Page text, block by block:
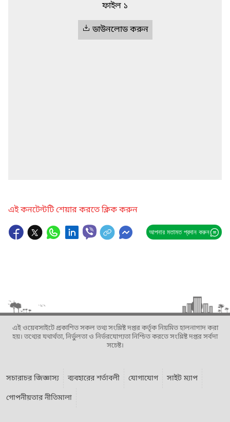
ফাইল ১
ডাউনলোড করুন
এই কনটেন্টটি শেয়ার করতে ক্লিক করুন
আপনার মতামত প্রদান করুন
এই ওয়েবসাইটে প্রকাশিত সকল তথ্য সংশ্লিষ্ট দপ্তর কর্তৃক নিয়মিত হালনাগাদ করা
হয়। তথ্যের যথার্থতা, নির্ভুলতা ও নির্ভরযোগ্যতা নিশ্চিত করতে সংশ্লিষ্ট দপ্তর সর্বদা
সচেষ্ট।
সচারাচর জিজ্ঞাস্য ব্যবহারের শর্তাবলী যোগাযোগ
সাইট ম্যাপ
গোপনীয়তার নীতিমালা